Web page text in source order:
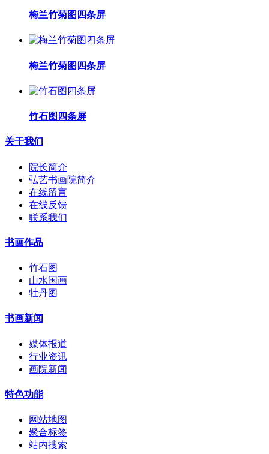
梅兰竹菊图四条屏
梅兰竹菊图四条屏
竹石图四条屏
关于我们
院长简介
弘艺书画院简介
在线留言
在线反馈
联系我们
书画作品
竹石图
山水国画
牡丹图
书画新闻
媒体报道
行业资讯
画院新闻
特色功能
网站地图
聚合标签
站内搜索